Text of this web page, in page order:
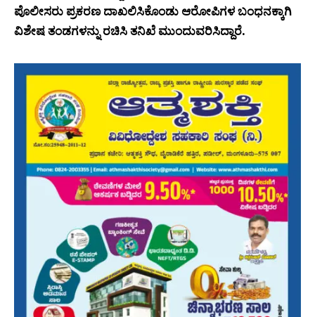
ಪೊಲೀಸರು ಪ್ರಕರಣ ದಾಖಲಿಸಿಕೊಂಡು ಆರೋಪಿಗಳ ಬಂಧನಕ್ಕಾಗಿ
ವಿಶೇಷ ತಂಡಗಳನ್ನು ರಚಿಸಿ ತನಿಖೆ ಮುಂದುವರಿಸಿದ್ದಾರೆ.